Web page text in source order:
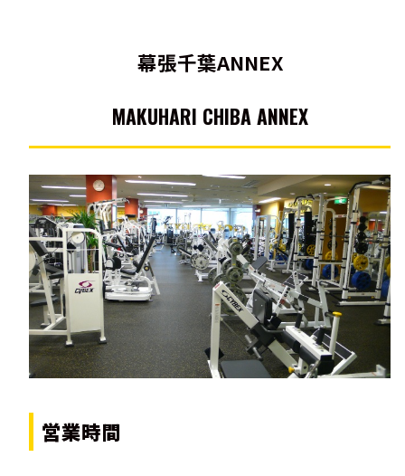
幕張千葉ANNEX
MAKUHARI CHIBA ANNEX
営業時間